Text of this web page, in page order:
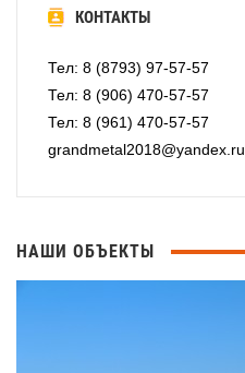
КОНТАКТЫ
Тел: 8 (8793) 97-57-57
Тел: 8 (906) 470-57-57
Тел: 8 (961) 470-57-57
grandmetal2018@yandex.ru
НАШИ ОБЪЕКТЫ